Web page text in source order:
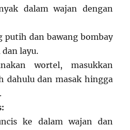
dalam wajan dengan
putih dan bawang bombay
layu.
wortel, masukkan
dahulu dan masak hingga
ke dalam wajan dan